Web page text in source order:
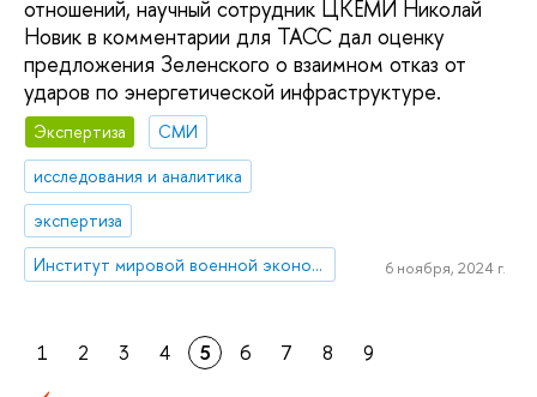
отношений, научный сотрудник ЦКЕМИ Николай
Новик в комментарии для ТАСС дал оценку
предложения Зеленского о взаимном отказ от
ударов по энергетической инфраструктуре.
Экспертиза
СМИ
исследования и аналитика
экспертиза
Институт мировой военной экономики и стратегии
6 ноября, 2024 г.
1 2 3 4 5 6 7 8 9